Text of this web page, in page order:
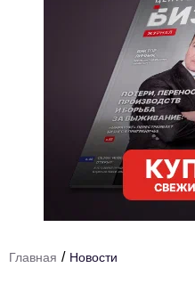
Регулирование
Премия "Тульский Бизнес"
История тульского
Главная / Новости